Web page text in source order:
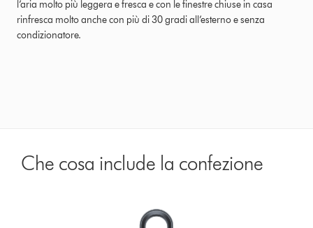
l’aria molto più leggera e fresca e con le finestre chiuse in casa
rinfresca molto anche con più di 30 gradi all’esterno e senza
condizionatore.
Che cosa include la confezione